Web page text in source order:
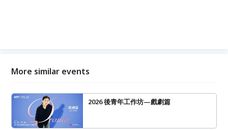
More similar events
2026 後青年工作坊—戲劇篇